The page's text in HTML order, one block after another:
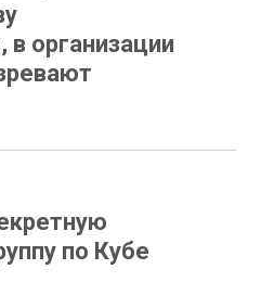
в организации
по Кубе